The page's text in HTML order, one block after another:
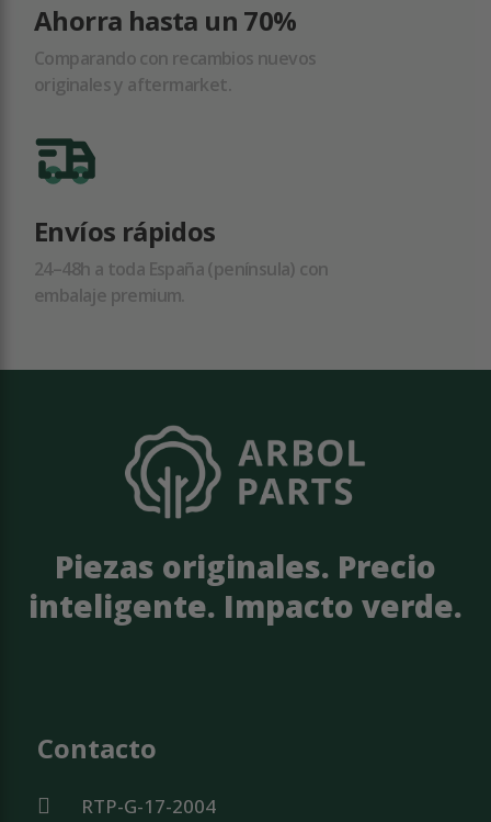
Ahorra hasta un 70%
Comparando con recambios nuevos
originales y aftermarket.
Envíos rápidos
24–48h a toda España (península) con
embalaje premium.
Piezas originales. Precio
inteligente. Impacto verde.
Contacto
RTP-G-17-2004